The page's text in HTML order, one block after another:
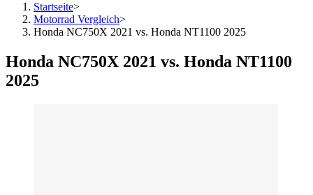
Startseite>
Motorrad Vergleich>
Honda NC750X 2021 vs. Honda NT1100 2025
Honda NC750X 2021 vs. Honda NT1100
2025